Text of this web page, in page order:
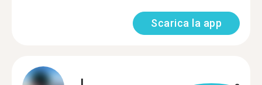
Scarica la app